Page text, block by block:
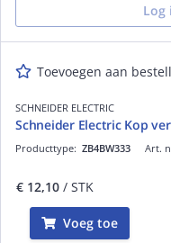
Log
Toevoegen aan
SCHNEIDER ELECTRIC
Schneider Electric Kop
Art.
Producttype: ZB4BW333
€ 12,10 / STK
Voeg toe